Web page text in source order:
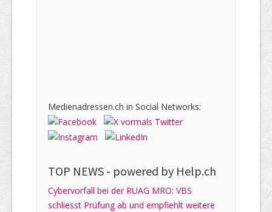
Medienadressen.ch in Social Networks:
TOP NEWS - powered by Help.ch
Cybervorfall bei der RUAG MRO: VBS
schliesst Prüfung ab und empfiehlt weitere